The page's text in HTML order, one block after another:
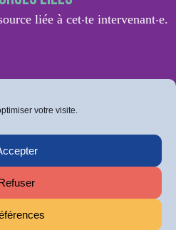
votre visite.
liée à cet‧te intervenant‧e.